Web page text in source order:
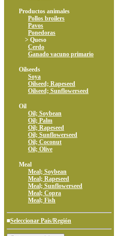
Productos animales
Pollos broilers
Pavos
Ponedoras
> Queso
Cerdo
Ganado vacuno primario
Oilseeds
Soya
Oilseed; Rapeseed
Oilseed; Sunflowerseed
Oil
Oil; Soybean
Oil; Palm
Oil; Rapeseed
Oil; Sunflowerseed
Oil; Coconut
Oil; Olive
Meal
Meal; Soybean
Meal; Rapeseed
Meal; Sunflowerseed
Meal; Copra
Meal; Fish
■Seleccionar País/Región